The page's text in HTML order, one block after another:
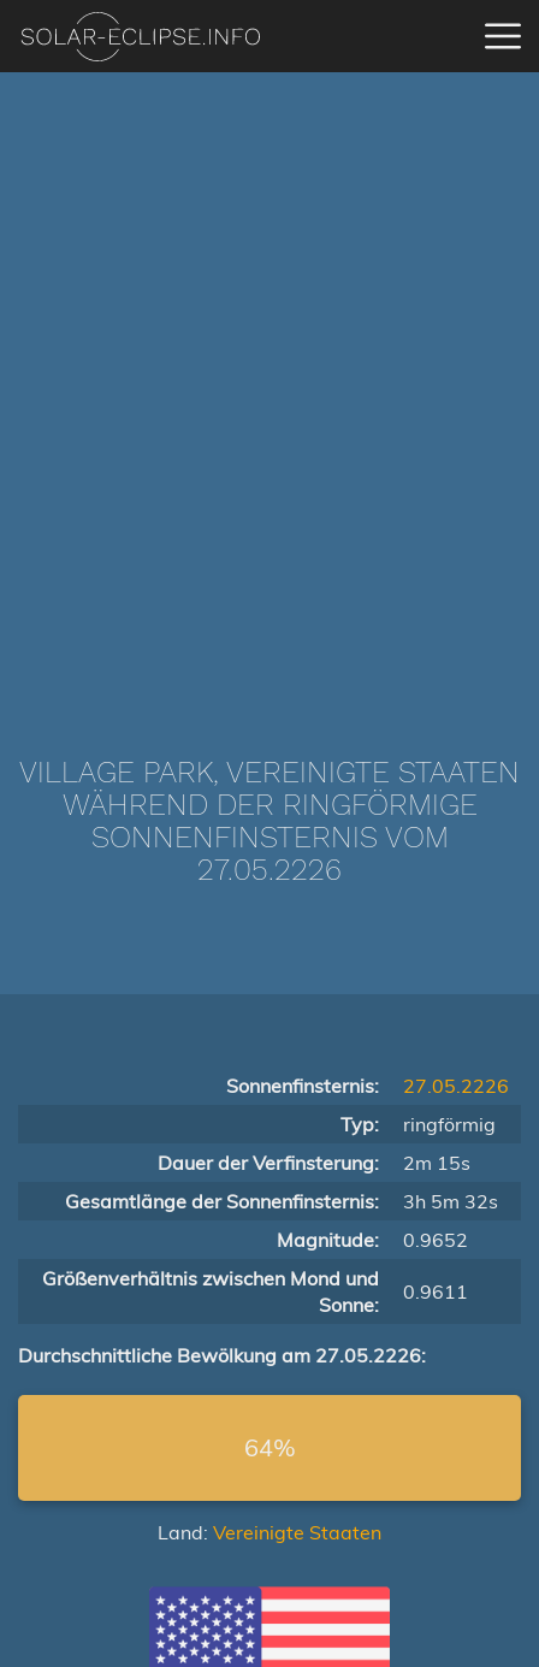
VILLAGE PARK, VEREINIGTE STAATEN
WÄHREND DER RINGFÖRMIGE
SONNENFINSTERNIS VOM
27.05.2226
Sonnenfinsternis:
27.05.2226
Typ:
ringförmig
Dauer der Verfinsterung:
2m 15s
Gesamtlänge der Sonnenfinsternis:
3h 5m 32s
Magnitude:
0.9652
Größenverhältnis zwischen Mond und
Sonne:
0.9611
Durchschnittliche Bewölkung am 27.05.2226:
64%
Land: Vereinigte Staaten